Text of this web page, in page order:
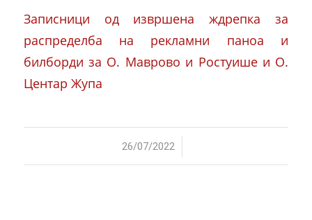
Записници од извршена ждрепка за
распределба на рекламни паноа и
билборди за О. Маврово и Ростуише и О.
Центар Жупа
26/07/2022
/